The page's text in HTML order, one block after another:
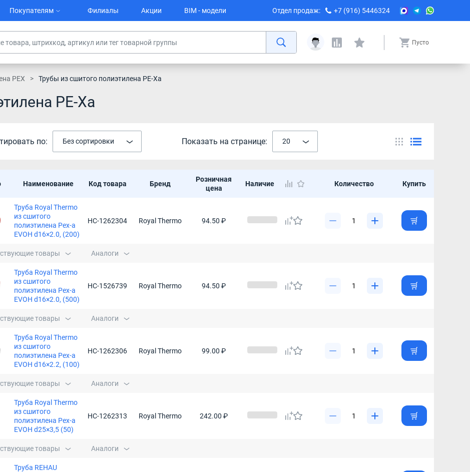
Покупателям Филиалы Акции BIM - модели Отдел продаж: +7 (916) 5446324
Пусто
PEX Трубы из сшитого полиэтилена PE-Xa
PE-Xa
по: Без сортировки Показать на странице: 20
Наименование Код товара Бренд
Розничная
цена
Наличие Количество Купить
Труба Royal Thermo
из сшитого
полиэтилена Pex-a
EVOH d16×2.0, (200)
НС-1262304 Royal Thermo 94.50 ₽
товары Аналоги
Труба Royal Thermo
из сшитого
полиэтилена Pex-a
EVOH d16×2.0, (500)
НС-1526739 Royal Thermo 94.50 ₽
товары Аналоги
Труба Royal Thermo
из сшитого
полиэтилена Pex-a
EVOH d16×2.2, (100)
НС-1262306 Royal Thermo 99.00 ₽
товары Аналоги
Труба Royal Thermo
из сшитого
полиэтилена Pex-a
EVOH d25×3,5 (50)
НС-1262313 Royal Thermo 242.00 ₽
товары Аналоги
Труба REHAU